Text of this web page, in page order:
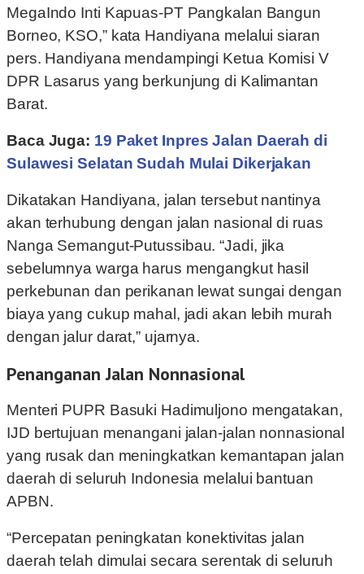
MegaIndo Inti Kapuas-PT Pangkalan Bangun
Borneo, KSO,” kata Handiyana melalui siaran
pers. Handiyana mendampingi Ketua Komisi V
DPR Lasarus yang berkunjung di Kalimantan
Barat.
Baca Juga: 19 Paket Inpres Jalan Daerah di
Sulawesi Selatan Sudah Mulai Dikerjakan
Dikatakan Handiyana, jalan tersebut nantinya
akan terhubung dengan jalan nasional di ruas
Nanga Semangut-Putussibau. “Jadi, jika
sebelumnya warga harus mengangkut hasil
perkebunan dan perikanan lewat sungai dengan
biaya yang cukup mahal, jadi akan lebih murah
dengan jalur darat,” ujarnya.
Penanganan Jalan Nonnasional
Menteri PUPR Basuki Hadimuljono mengatakan,
IJD bertujuan menangani jalan-jalan nonnasional
yang rusak dan meningkatkan kemantapan jalan
daerah di seluruh Indonesia melalui bantuan
APBN.
“Percepatan peningkatan konektivitas jalan
daerah telah dimulai secara serentak di seluruh